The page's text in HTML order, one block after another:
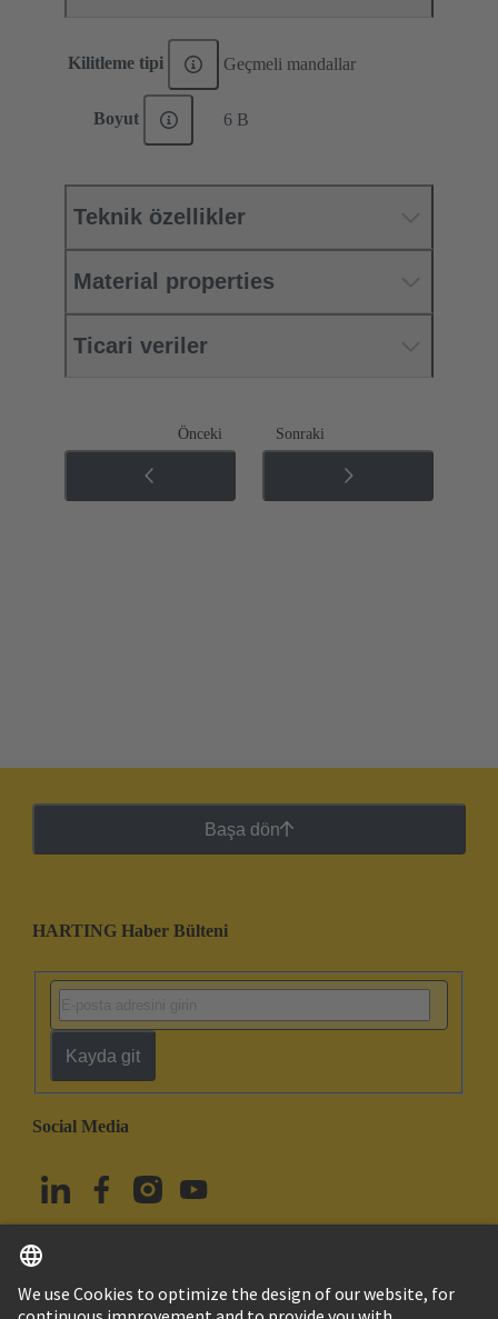
Kilitleme tipi Geçmeli mandallar
Boyut 6 B
Teknik özellikler
Material properties
Ticari veriler
Önceki Sonraki
Başa dön
HARTING Haber Bülteni
Kayda git
Social Media
Türkiye Türkçe